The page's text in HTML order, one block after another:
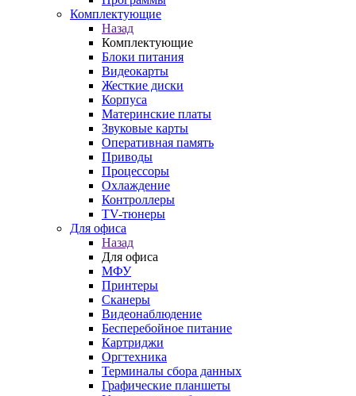
Комплектующие
Назад
Комплектующие
Блоки питания
Видеокарты
Жесткие диски
Корпуса
Материнские платы
Звуковые карты
Оперативная память
Приводы
Процессоры
Охлаждение
Контроллеры
TV-тюнеры
Для офиса
Назад
Для офиса
МФУ
Принтеры
Сканеры
Видеонаблюдение
Бесперебойное питание
Картриджи
Оргтехника
Терминалы сбора данных
Графические планшеты